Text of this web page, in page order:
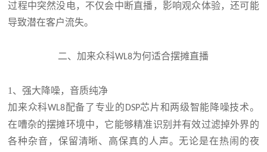
过程中突然没电，不仅会中断直播，影响观众体验，还可能
导致潜在客户流失。
二、加来众科WL8为何适合摆摊直播
1、强大降噪，音质纯净
加来众科WL8配备了专业的 DSP芯片和两级智能降噪技术。
在嘈杂的摆摊环境中，它能够精准识别并有效过滤掉外界的
各种杂音，保留清晰、高保真的人声。无论是在热闹的夜